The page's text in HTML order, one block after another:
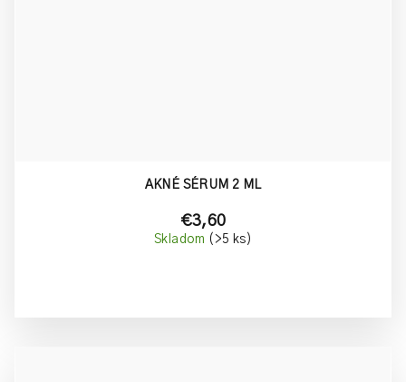
AKNÉ SÉRUM 2 ML
€3,60
Skladom (>5 ks)